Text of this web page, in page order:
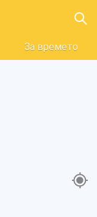
За времето